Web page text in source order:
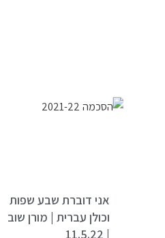
אני דוברת שבע שפות
וכולן עברית | מורן שוב
| 11.5.22